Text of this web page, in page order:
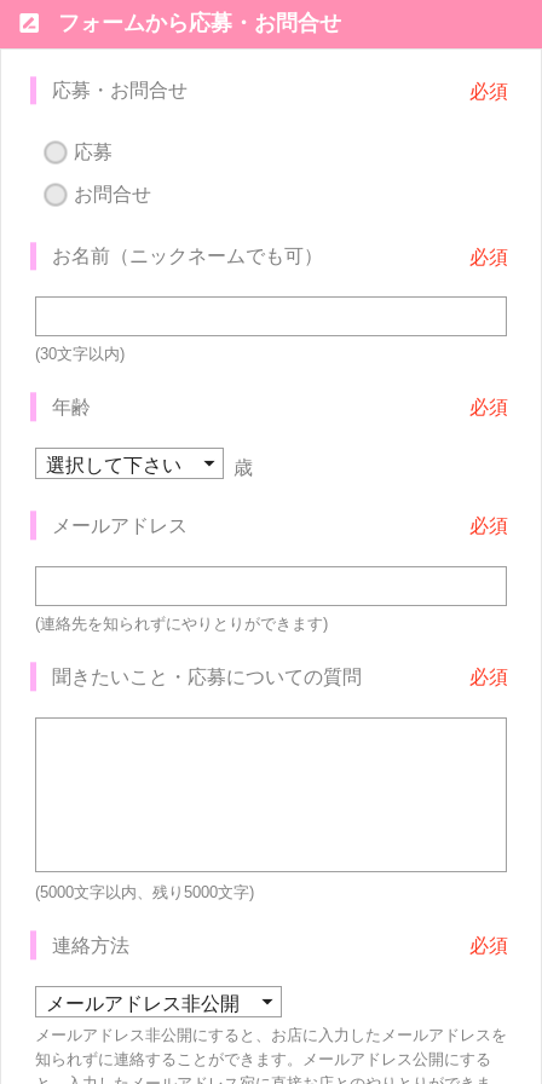
 フォームから応募・お問合せ
応募・お問合せ
応募
お問合せ
お名前（ニックネームでも可）
(30文字以内)
年齢
歳
メールアドレス
(連絡先を知られずにやりとりができます)
聞きたいこと・応募についての質問
(5000文字以内、残り 5000文字)
連絡方法
メールアドレス非公開にすると、お店に入力したメールアドレスを
知られずに連絡することができます。メールアドレス公開にする